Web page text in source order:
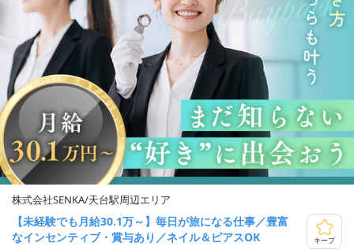
株式会社SENKA/天台駅周辺エリア
【未経験でも月給30.1万～】毎日が旅になる仕事／豊富
なインセンティブ・賞与あり／ネイル＆ピアスOK
キープ